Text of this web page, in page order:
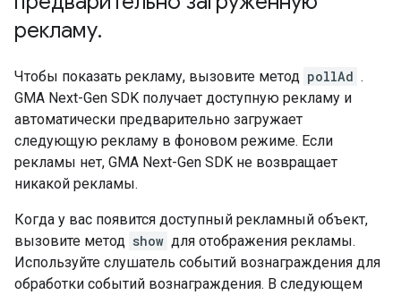
рекламу.
Чтобы показать рекламу, вызовите метод pollAd .
GMA Next-Gen SDK получает доступную рекламу и
автоматически предварительно загружает
следующую рекламу в фоновом режиме. Если
рекламы нет, GMA Next-Gen SDK не возвращает
никакой рекламы.
Когда у вас появится доступный рекламный объект,
вызовите метод show для отображения рекламы.
Используйте слушатель событий вознаграждения для
обработки событий вознаграждения. В следующем